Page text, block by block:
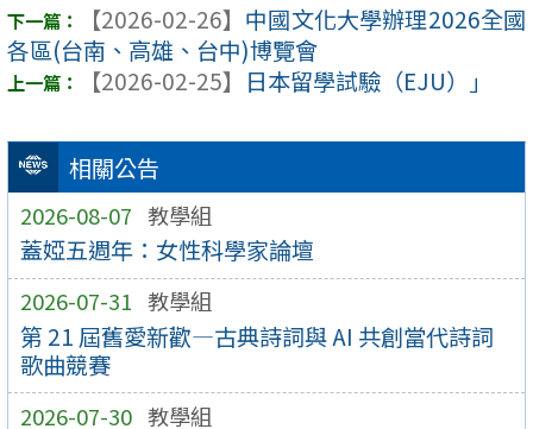
相關公告
2026-08-07 教學組
蓋婭五週年：女性科學家論壇
2026-07-31 教學組
第 21 屆舊愛新歡—古典詩詞與 AI 共創當代詩詞
歌曲競賽
2026-07-30 教學組
【2026-02-26】 中國文化大學辦理2026全國
各區(台南、高雄、台中)博覽會
【2026-02-25】 日本留學試驗（EJU）」